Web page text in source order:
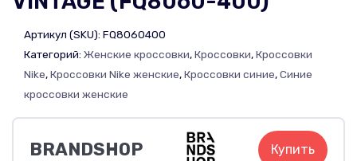
Артикул (SKU): FQ8060400
Категорий: Женские кроссовки,Кроссовки,Кроссовки
Nike,Кроссовки Nike женские,Кроссовки синие,Синие
кроссовки женские
BRANDSHOP Купить